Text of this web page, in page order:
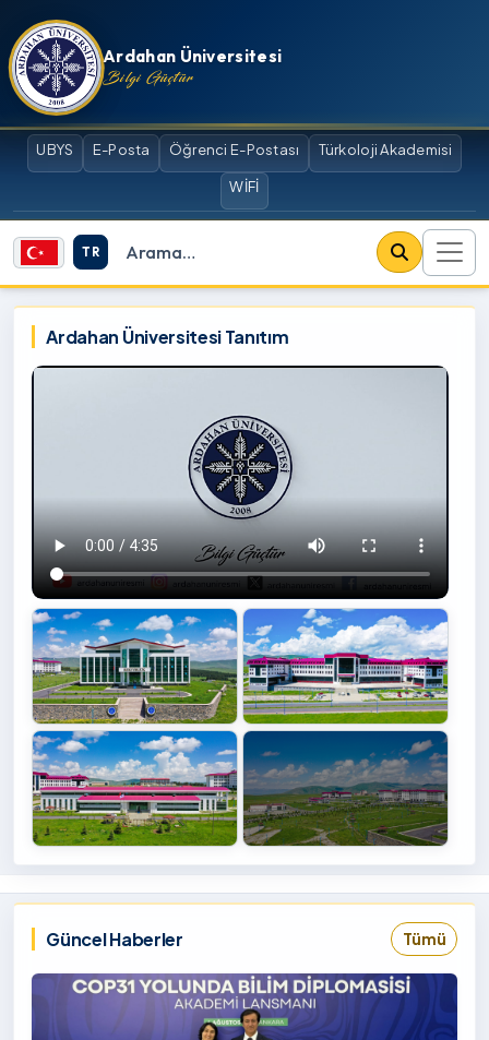
İçeriğe atla
Ardahan Üniversitesi
Bilgi Güçtür
UBYS E-Posta Öğrenci E-Postası Türkoloji Akademisi
WİFİ
TR
Site içi arama
Ardahan Üniversitesi
Ardahan Üniversitesi Tanıtım
İçin
Tıklayınız
Güncel Haberler Tümü